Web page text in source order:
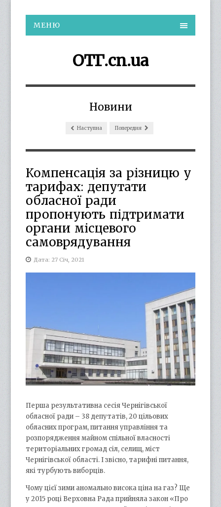
МЕНЮ
ОТГ.cn.ua
Новини
Наступна Попередня
Компенсація за різницю у
тарифах: депутати
обласної ради
пропонують підтримати
органи місцевого
самоврядування
Дата: 27 Січ, 2021
Перша результативна сесія Чернігівської
обласної ради – 38 депутатів, 20 цільових
обласних програм, питання управління та
розпорядження майном спільної власності
територіальних громад сіл, селищ, міст
Чернігівської області. І звісно, тарифні питання,
які турбують виборців.
Чому цієї зими аномально висока ціна на газ? Ще
у 2015 році Верховна Рада прийняла закон «Про